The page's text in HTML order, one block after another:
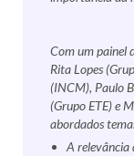
Com um painel
Rita Lopes
(INCM), Paulo
(Grupo ETE) e
abordados
A relevância